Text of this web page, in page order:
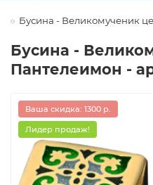
Бусина - Великомученик
Бусина -
Пантелеимон -
Ваша скидка: 1300 р.
Лидер продаж!